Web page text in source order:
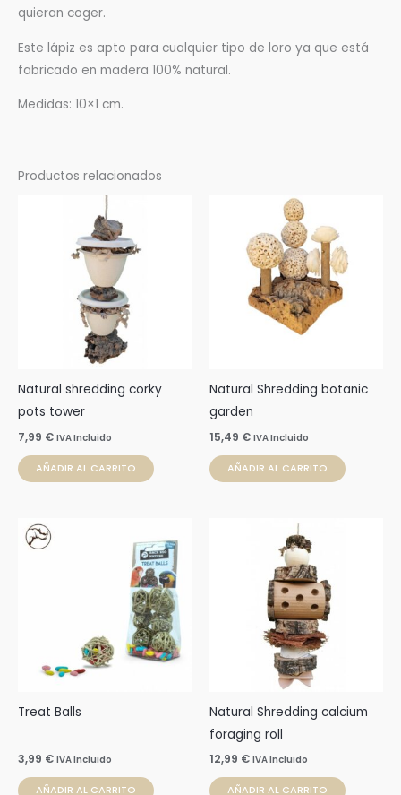
quieran coger.
Este lápiz es apto para cualquier tipo de loro ya que está
fabricado en madera 100% natural.
Medidas: 10×1 cm.
Productos relacionados
Natural shredding corky
pots tower
7,99 € IVA Incluido
AÑADIR AL CARRITO
Natural Shredding botanic
garden
15,49 € IVA Incluido
AÑADIR AL CARRITO
Treat Balls
3,99 € IVA Incluido
AÑADIR AL CARRITO
Natural Shredding calcium
foraging roll
12,99 € IVA Incluido
AÑADIR AL CARRITO